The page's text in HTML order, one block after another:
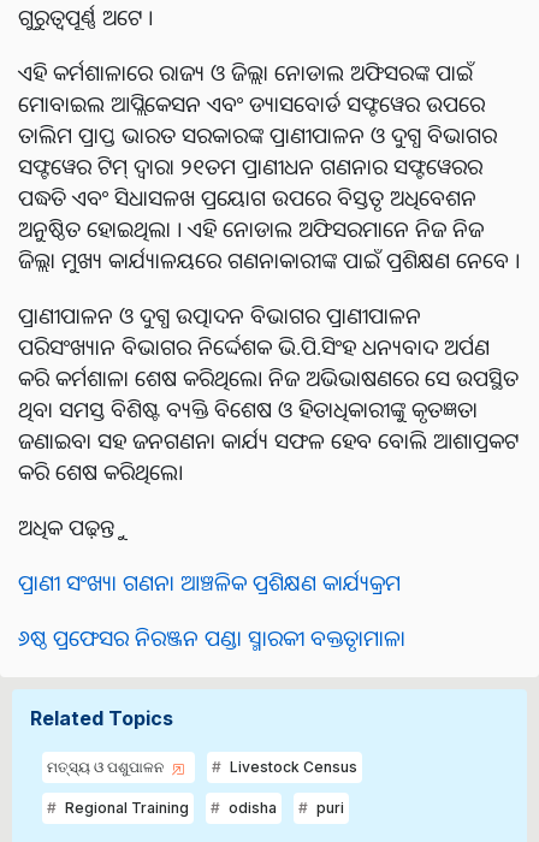
ଗୁରୁତ୍ୱପୂର୍ଣ୍ଣ ଅଟେ ।
ଏହି କର୍ମଶାଳାରେ ରାଜ୍ୟ ଓ ଜିଲ୍ଲା ନୋଡାଲ ଅଫିସରଙ୍କ ପାଇଁ
ମୋବାଇଲ ଆପ୍ଲିକେସନ ଏବଂ ଡ୍ୟାସବୋର୍ଡ ସଫ୍ଟୱେର ଉପରେ
ତାଲିମ ପ୍ରାପ୍ତ ଭାରତ ସରକାରଙ୍କ ପ୍ରାଣୀପାଳନ ଓ ଦୁଗ୍ଧ ବିଭାଗର
ସଫ୍ଟୱେର ଟିମ୍ ଦ୍ୱାରା ୨୧ତମ ପ୍ରାଣୀଧନ ଗଣନାର ସଫ୍ଟୱେରର
ପଦ୍ଧତି ଏବଂ ସିଧାସଳଖ ପ୍ରୟୋଗ ଉପରେ ବିସ୍ତୃତ ଅଧିବେଶନ
ଅନୁଷ୍ଠିତ ହୋଇଥିଲା । ଏହି ନୋଡାଲ ଅଫିସରମାନେ ନିଜ ନିଜ
ଜିଲ୍ଲା ମୁଖ୍ୟ କାର୍ଯ୍ୟାଳୟରେ ଗଣନାକାରୀଙ୍କ ପାଇଁ ପ୍ରଶିକ୍ଷଣ ନେବେ ।
ପ୍ରାଣୀପାଳନ ଓ ଦୁଗ୍ଧ ଉତ୍ପାଦନ ବିଭାଗର ପ୍ରାଣୀପାଳନ
ପରିସଂଖ୍ୟାନ ବିଭାଗର ନିର୍ଦ୍ଦେଶକ ଭି.ପି.ସିଂହ ଧନ୍ୟବାଦ ଅର୍ପଣ
କରି କର୍ମଶାଳା ଶେଷ କରିଥିଲେ। ନିଜ ଅଭିଭାଷଣରେ ସେ ଉପସ୍ଥିତ
ଥିବା ସମସ୍ତ ବିଶିଷ୍ଟ ବ୍ୟକ୍ତି ବିଶେଷ ଓ ହିତାଧିକାରୀଙ୍କୁ କୃତଜ୍ଞତା
ଜଣାଇବା ସହ ଜନଗଣନା କାର୍ଯ୍ୟ ସଫଳ ହେବ ବୋଲି ଆଶାପ୍ରକଟ
କରି ଶେଷ କରିଥିଲେ।
ଅଧିକ ପଢ଼ନ୍ତୁ
ପ୍ରାଣୀ ସଂଖ୍ୟା ଗଣନା ଆଞ୍ଚଳିକ ପ୍ରଶିକ୍ଷଣ କାର୍ଯ୍ୟକ୍ରମ
୬ଷ୍ଠ ପ୍ରଫେସର ନିରଞ୍ଜନ ପଣ୍ଡା ସ୍ମାରକୀ ବକ୍ତୃତାମାଳା
Related Topics
ମତ୍ସ୍ୟ ଓ ପଶୁପାଳନ Livestock Census
Regional Training odisha puri